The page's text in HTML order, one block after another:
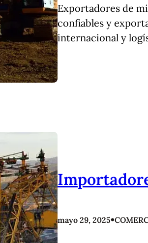
Exportadores de
confiables y
internacional y
mayo 29, 2025•